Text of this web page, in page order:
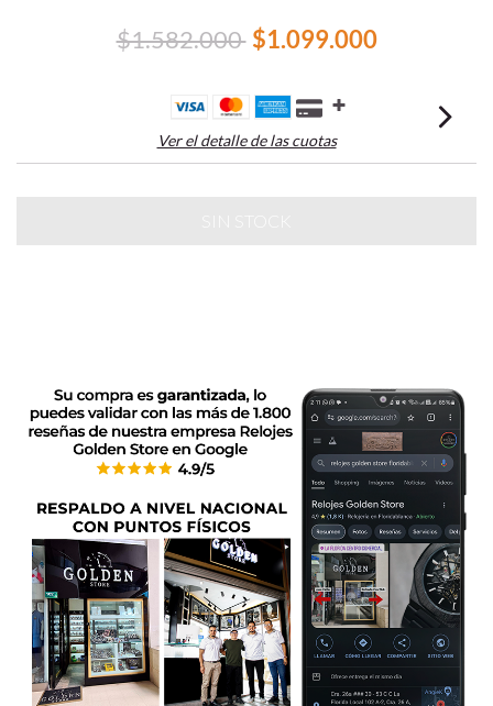
$1.582.000 $1.099.000
Ver el detalle de las cuotas